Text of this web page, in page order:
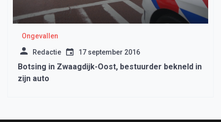
Ongevallen
Redactie 17 september 2016
Botsing in Zwaagdijk-Oost, bestuurder bekneld in
zijn auto